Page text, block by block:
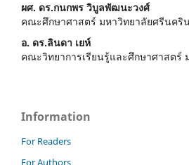
ผศ. ดร.กนกพร วิบูลพัฒนะวงศ์
คณะศึกษาศาสตร์ มหาวิทยาลัยศรีนคริ
อ. ดร.ลินดา เยห์
คณะวิทยาการเรียนรู้และศึกษาศาสตร์
Information
For Readers
For Authors